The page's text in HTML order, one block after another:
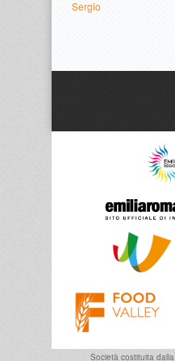
Sergio
Società costituita dalla